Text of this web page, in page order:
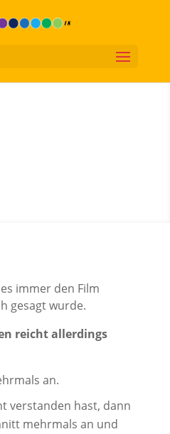
immer den Film
gesagt wurde.
reicht allerdings
an.
verstanden hast, dann
mehrmals an und